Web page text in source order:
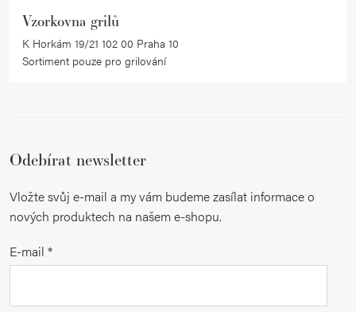
Vzorkovna grilů
K Horkám 19/21 102 00 Praha 10
Sortiment pouze pro grilování
Odebírat newsletter
Vložte svůj e-mail a my vám budeme zasílat informace o
nových produktech na našem e-shopu.
E-mail